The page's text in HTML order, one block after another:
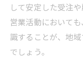
して安定した受注
営業活動において
識することが、地
でしょう。